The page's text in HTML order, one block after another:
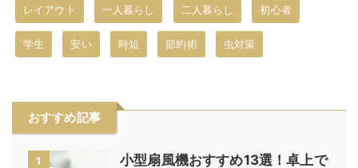
レイアウト 一人暮らし 二人暮らし 初心者
学生 安い 時短 節約術 虫対策
おすすめ記事
1
小型扇風機おすすめ13選！卓上で